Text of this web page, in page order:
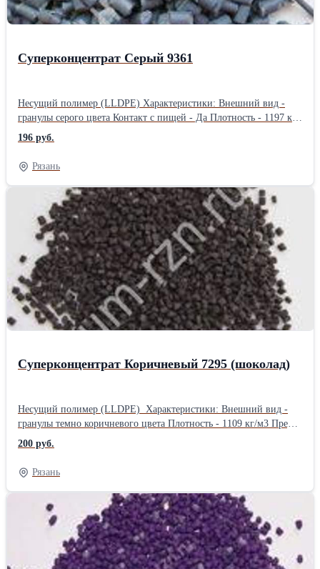
Суперконцентрат Серый 9361
Несущий полимер (LLDPE) Характеристики: Внешний вид -
гранулы серого цвета Контакт с пищей - Да Плотность - 1197 кг/
м3 Предел текучести расплава - 10,2-10,9 г/10мин Температура
плавления - 110 °С Термостойкость - 300 °С Миграция -
отсутствует Содержание влаги - менее 0.0015 % Светостойкость
7 Рекомендуемый ввод - 2-6% Совместимость: LDPE (ПВД),
HDPE (ПНД), LLDPE (линейны ПВД), PP (полипропилен), PS
(полистирол), ABS (композитный пластик), AS (композиты
стирола), полиолефины. Сфера применения: Экструзия пленок,
формная экструзия и т.п.Производитель: Китай Длина: 50 см
Ширина: 40 см Высота: 20 см Вес: 25 кг Способ упаковки: ПП
мешок
196 руб.
Рязань
Суперконцентрат Коричневый 7295 (шоколад)
Несущий полимер (LLDPE) Характеристики: Внешний вид -
гранулы темно коричневого цвета Плотность - 1109 кг/м3 Предел
текучести расплава - 10,1 г/10мин (М=2,16кг при Т=190Со)
Температура плавления - 110 °С Миграция - отсутствует
Содержание влаги - менее 0.3 % Рекомендуемый ввод - 1-6%
Совместимость: LDPE (ПВД), HDPE (ПНД), LLDPE (линейны
ПВД), PP (полипропилен), PS (полистирол), ABS (композитный
пластик), AS (композиты стирола), полиолефины. Сфера
применения: Экструзия пленок, формная экструзия и
т.п.Производитель: Китай Длина: 50 см Ширина: 40 см Высота:
20 см Вес: 25 кг Способ упаковки: ПП мешок
200 руб.
Рязань